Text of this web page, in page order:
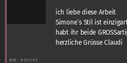
ich liebe diese Arbeit
Simone´s Stil ist
habt ihr beide
herzliche Grüsse Claudi
#18 REPORT